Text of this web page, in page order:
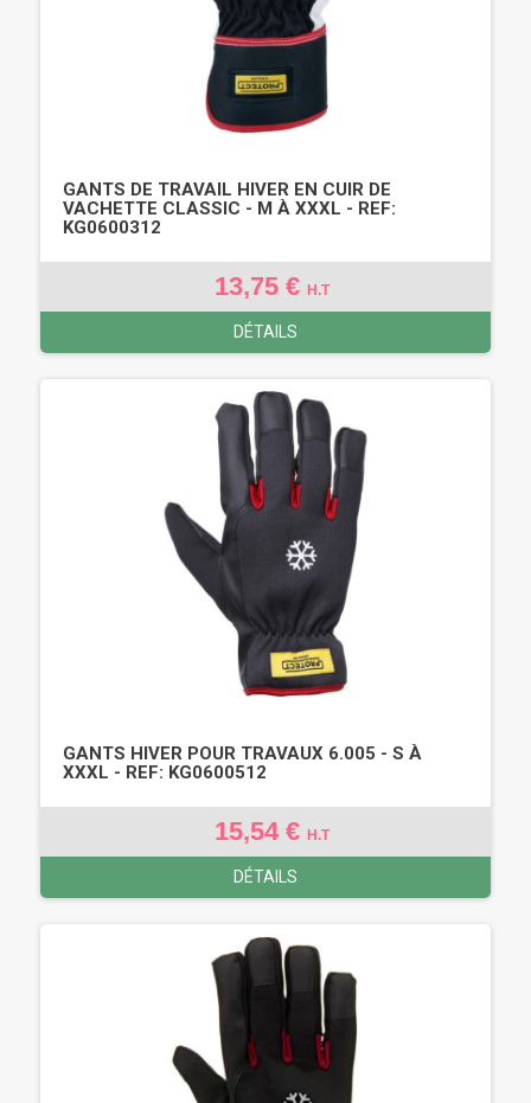
GANTS DE TRAVAIL HIVER EN CUIR DE
VACHETTE CLASSIC - M À XXXL - REF:
KG0600312
13,75 € H.T
DÉTAILS
GANTS HIVER POUR TRAVAUX 6.005 - S À
XXXL - REF: KG0600512
15,54 € H.T
DÉTAILS